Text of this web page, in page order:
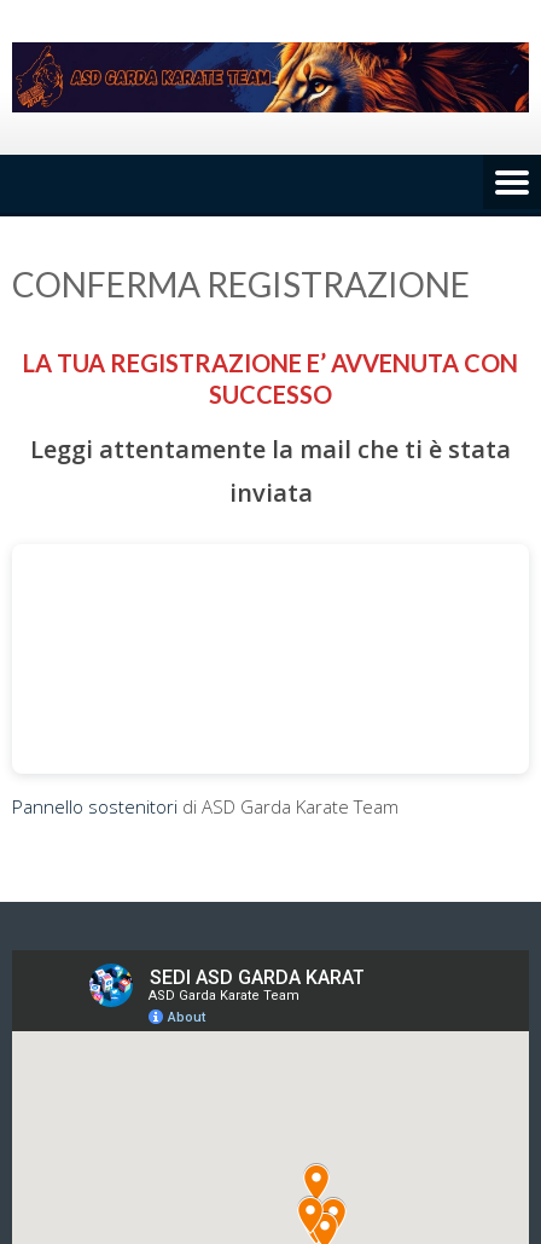
to
content
CONFERMA REGISTRAZIONE
LA TUA REGISTRAZIONE E’ AVVENUTA CON
SUCCESSO
Leggi attentamente la mail che ti è stata
inviata
Pannello sostenitori di ASD Garda Karate Team